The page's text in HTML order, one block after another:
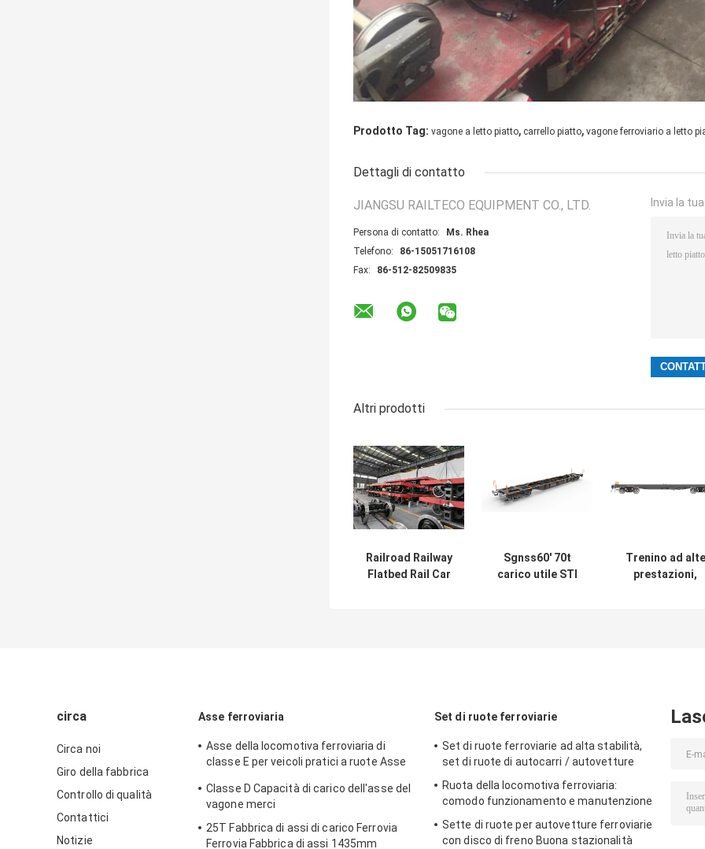
Prodotto Tag: vagone a letto piatto, carrello piatto, vagone ferroviario a letto
Dettagli di contatto
JIANGSU RAILTECO EQUIPMENT CO., LTD.
Persona di contatto:
Ms. Rhea
Telefono:
86-15051716108
Fax:
86-512-82509835
Invia la
Altri prodotti
Railroad Railway
Flatbed Rail Car
Sgnss60' 70t
carico utile STI
Trenino ad alte
prestazioni,
circa
Circa noi
Giro della fabbrica
Controllo di qualità
Contattici
Notizie
Asse ferroviaria
Asse della locomotiva ferroviaria di
classe E per veicoli pratici a ruote Asse
Classe D Capacità di carico dell'asse del
vagone merci
25T Fabbrica di assi di carico Ferrovia
Ferrovia Fabbrica di assi 1435mm
Set di ruote ferroviarie
Set di ruote ferroviarie ad alta stabilità,
set di ruote di autocarri / autovetture
Ruota della locomotiva ferroviaria:
comodo funzionamento e manutenzione
Sette di ruote per autovetture ferroviarie
con disco di freno Buona stazionalità